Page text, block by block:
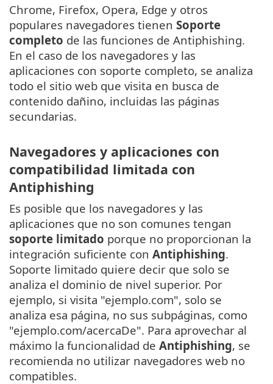
Chrome, Firefox, Opera, Edge y otros
populares navegadores tienen Soporte
completo de las funciones de Antiphishing.
En el caso de los navegadores y las
aplicaciones con soporte completo, se analiza
todo el sitio web que visita en busca de
contenido dañino, incluidas las páginas
secundarias.
Navegadores y aplicaciones con
compatibilidad limitada con
Antiphishing
Es posible que los navegadores y las
aplicaciones que no son comunes tengan
soporte limitado porque no proporcionan la
integración suficiente con Antiphishing.
Soporte limitado quiere decir que solo se
analiza el dominio de nivel superior. Por
ejemplo, si visita "ejemplo.com", solo se
analiza esa página, no sus subpáginas, como
"ejemplo.com/acercaDe". Para aprovechar al
máximo la funcionalidad de Antiphishing, se
recomienda no utilizar navegadores web no
compatibles.